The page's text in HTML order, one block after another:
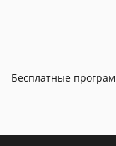
Бесплатные